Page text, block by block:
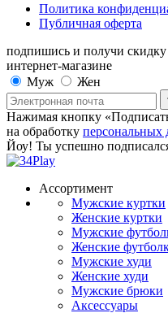
Политика
Публичная оферта
подпишись и получи
интернет-магазине
Муж
Жен
Нажимая кнопку
на обработку персональных
Йоу! Ты успешно
Ассортимент
Мужские куртки
Женские куртки
Мужские
Женские
Мужские худи
Женские худи
Мужские брюки
Аксессуары